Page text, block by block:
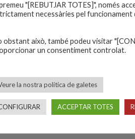
"[REBUTJAR TOTES]", només
necessàries pel funcionament
obstant això, també podeu visitar
un consentiment controlat.
la nostra política de galetes
ACCEPTAR TOTES